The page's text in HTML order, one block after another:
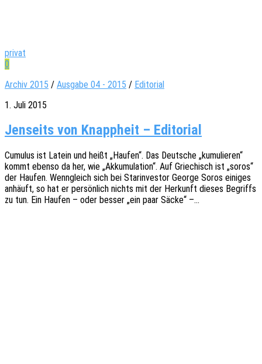
privat
0
Archiv 2015 / Ausgabe 04 - 2015 / Editorial
1. Juli 2015
Jenseits von Knappheit – Editorial
Cumu­lus ist Latein und heißt „Haufen“. Das Deut­sche „kumu­lie­ren“
kommt ebenso da her, wie „Akku­mu­la­ti­on“. Auf Grie­chisch ist „soros“
der Haufen. Wenn­gleich sich bei Star­in­ves­tor George Soros eini­ges
anhäuft, so hat er persön­lich nichts mit der Herkunft dieses Begriffs
zu tun. Ein Haufen – oder besser „ein paar Säcke“ –…